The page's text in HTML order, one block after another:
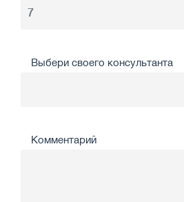
Выбери своего консультанта
Комментарий